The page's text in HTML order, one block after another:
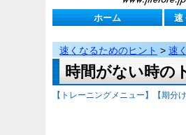
ホーム 速
速くなるためのヒント > 速
時間がない時の
【トレーニングメニュー】 【期分